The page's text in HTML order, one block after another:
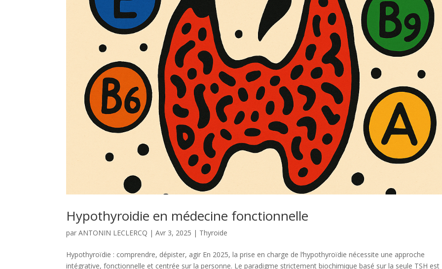
Hypothyroidie en médecine fonctionnelle
parANTONIN LECLERCQ |Avr 3, 2025 | Thyroide
Hypothyroïdie : comprendre, dépister, agir En 2025, la prise en charge de l’hypothyroïdie nécessite une approche
intégrative, fonctionnelle et centrée sur la personne. Le paradigme strictement biochimique basé sur la seule TSH est